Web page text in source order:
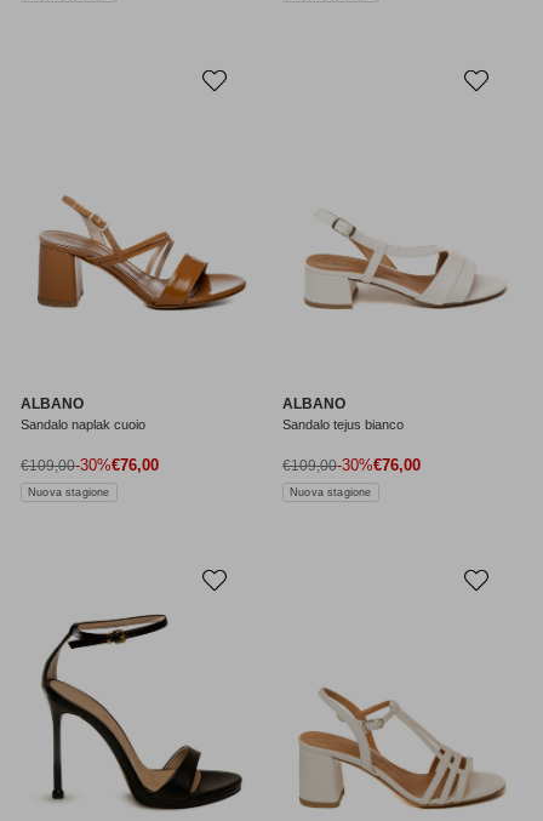
ALBANO
Sandalo naplak cuoio
Prezzo di vendita
€76,00
Prezzo normale
€109,00-30%
Nuova stagione
ALBANO
Sandalo tejus bianco
Prezzo di vendita
€76,00
Prezzo normale
€109,00-30%
Nuova stagione